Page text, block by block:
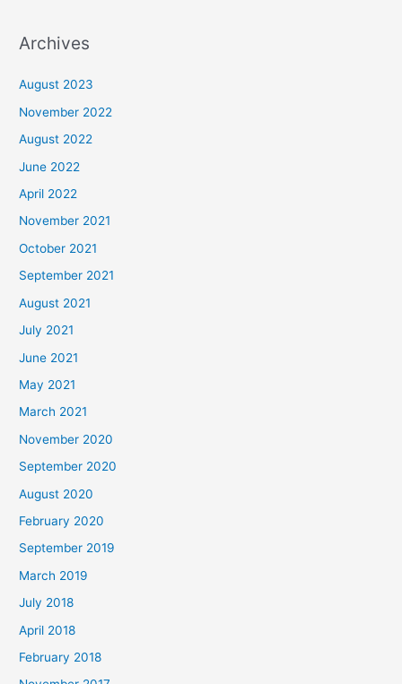
Archives
August 2023
November 2022
August 2022
June 2022
April 2022
November 2021
October 2021
September 2021
August 2021
July 2021
June 2021
May 2021
March 2021
November 2020
September 2020
August 2020
February 2020
September 2019
March 2019
July 2018
April 2018
February 2018